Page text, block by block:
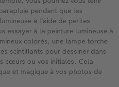
pendant que les
à l'aide de petites
essayer à la peinture lumineuse à
colorés, une lampe torche
scintillants pour dessiner dans
cœurs ou vos initiales. Cela
et magique à vos photos de